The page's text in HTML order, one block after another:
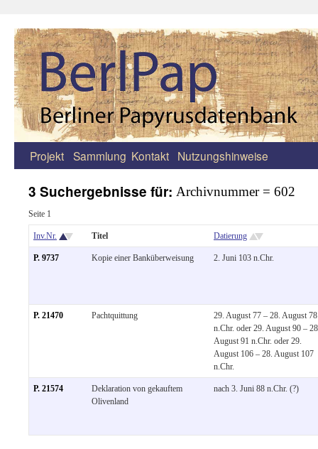
Zum
springen
Projekt Sammlung Kontakt Nutzungshinweise
3 Suchergebnisse für: Archivnummer = 602
Seite 1
Inv.Nr. Titel Datierung
P. 9737 Kopie einer Banküberweisung 2. Juni 103 n.Chr.
P. 21470 Pachtquittung
29. August 77 – 28. August 78
n.Chr. oder 29. August 90 –
August 91 n.Chr. oder 29.
August 106 – 28. August 107
n.Chr.
P. 21574
Deklaration von gekauftem
Olivenland
nach 3. Juni 88 n.Chr. (?)